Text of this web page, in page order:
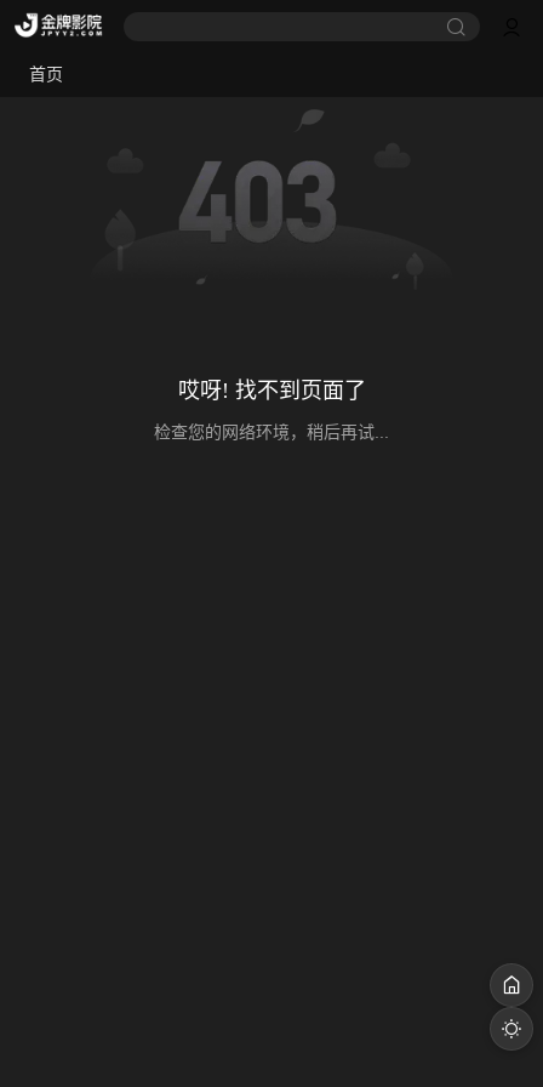
首页
哎呀! 找不到页面了
检查您的网络环境，稍后再试...